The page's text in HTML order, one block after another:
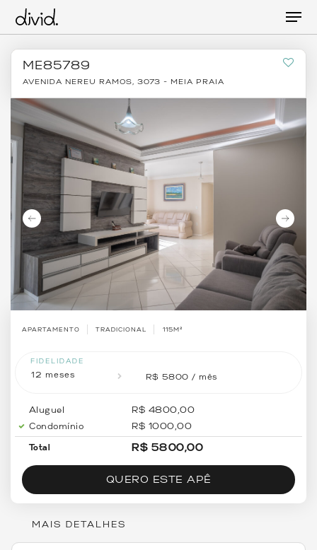
main
content
ME85789
AVENIDA NEREU RAMOS, 3073 - MEIA PRAIA
APARTAMENTO TRADICIONAL 115M²
FIDELIDADE
12 meses R$ 5800 / mês
Aluguel R$ 4800,00
Condomínio
R$ 1000,00
Total
R$ 5800,00
QUERO ESTE APÊ
MAIS DETALHES